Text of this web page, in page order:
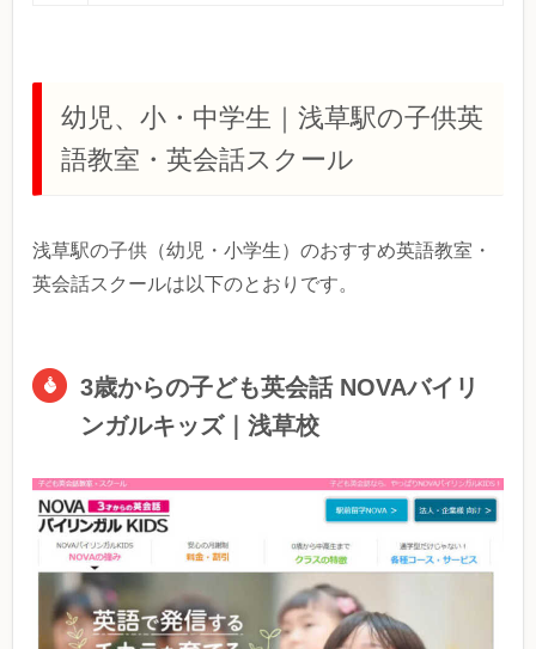
幼児、小・中学生｜浅草駅の子供英
語教室・英会話スクール
浅草駅の子供（幼児・小学生）のおすすめ英語教室・
英会話スクールは以下のとおりです。
3歳からの子ども英会話 NOVAバイリ
ンガルキッズ｜浅草校